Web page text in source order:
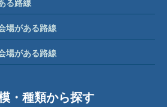
る路線
場がある路線
場がある路線
・種類から探す